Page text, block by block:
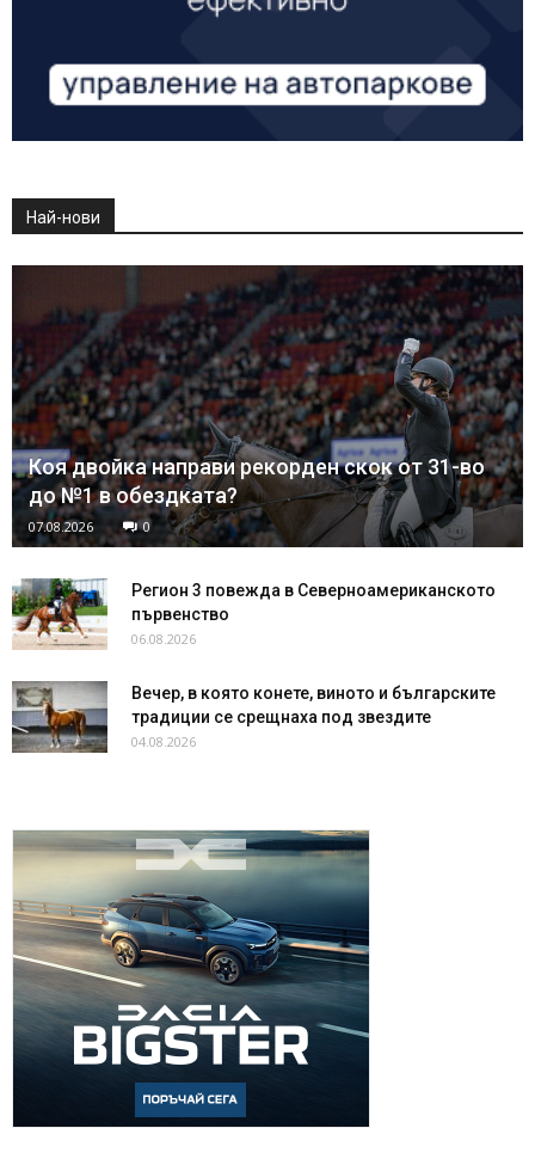
Най-нови
Коя двойка направи рекорден скок от 31-во
до №1 в обездката?
07.08.2026 0
Регион 3 повежда в Северноамериканското
първенство
06.08.2026
Вечер, в която конете, виното и българските
традиции се срещнаха под звездите
04.08.2026